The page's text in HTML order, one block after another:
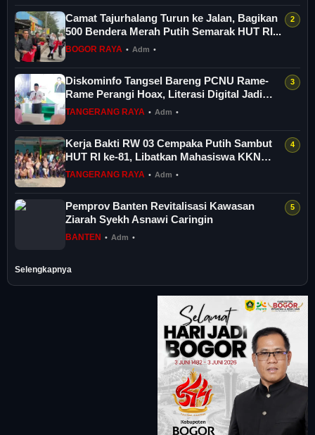
Camat Tajurhalang Turun ke Jalan, Bagikan
500 Bendera Merah Putih Semarak HUT RI...
BOGOR RAYA • Adm •
Diskominfo Tangsel Bareng PCNU Rame-
Rame Perangi Hoax, Literasi Digital Jadi
And...
TANGERANG RAYA • Adm •
Kerja Bakti RW 03 Cempaka Putih Sambut
HUT RI ke-81, Libatkan Mahasiswa KKN
UMJ
TANGERANG RAYA • Adm •
Pemprov Banten Revitalisasi Kawasan
Ziarah Syekh Asnawi Caringin
BANTEN • Adm •
Selengkapnya